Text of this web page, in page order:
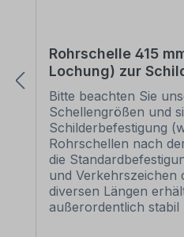
Rohrschelle 415
Lochung) zur
Bitte beachten Sie
Schellengrößen und
Schilderbefestigung
Rohrschellen nach
die
und Verkehrszeichen
diversen Längen
außerordentlich